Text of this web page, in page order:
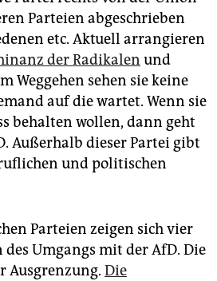
Parteien abgeschrieben
etc. Aktuell arrangieren
der Radikalen und
Weggehen sehen sie keine
auf die wartet. Wenn sie
behalten wollen, dann geht
Außerhalb dieser Partei gibt
und politischen
Parteien zeigen sich vier
Umgangs mit der AfD. Die
Ausgrenzung. Die